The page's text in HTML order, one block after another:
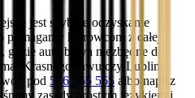
jest szybkie odzyskanie
kierowcom z całej
auto bywa niezbędne do
Krasnegostawu czy Lublina.
pod 536 565 565 albo napisz